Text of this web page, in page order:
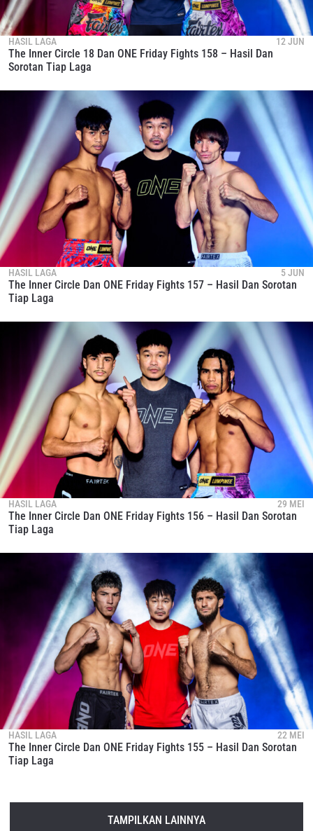
HASIL LAGA 12 JUN
The Inner Circle 18 Dan ONE Friday Fights 158 – Hasil Dan
Sorotan Tiap Laga
HASIL LAGA 5 JUN
The Inner Circle Dan ONE Friday Fights 157 – Hasil Dan Sorotan
Tiap Laga
HASIL LAGA 29 MEI
The Inner Circle Dan ONE Friday Fights 156 – Hasil Dan Sorotan
Tiap Laga
HASIL LAGA 22 MEI
The Inner Circle Dan ONE Friday Fights 155 – Hasil Dan Sorotan
Tiap Laga
TAMPILKAN LAINNYA